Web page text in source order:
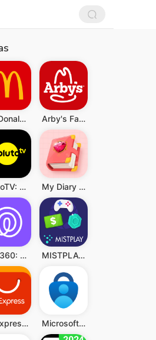
McDonald's Arby's Fast Food Sandwiches
PlutoTV: Live TV & Free Movies My Diary - Diary With Lock
Life360: Berbagi Lokasi MISTPLAY: Play to Earn Money
AliExpress - Shopping App Microsoft Authenticator